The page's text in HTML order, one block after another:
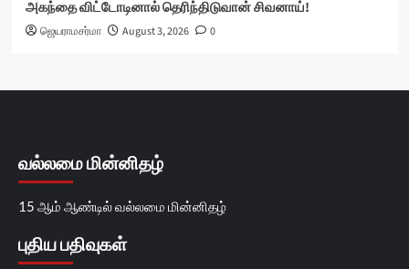
அகந்தை விட்டோடினால் தெரிந்திடுவான் சிவனாய்!
ஜெயராமசர்மா August 3, 2026 0
வல்லமை மின்னிதழ்
15 ஆம் ஆண்டில் வல்லமை மின்னிதழ்
புதிய பதிவுகள்